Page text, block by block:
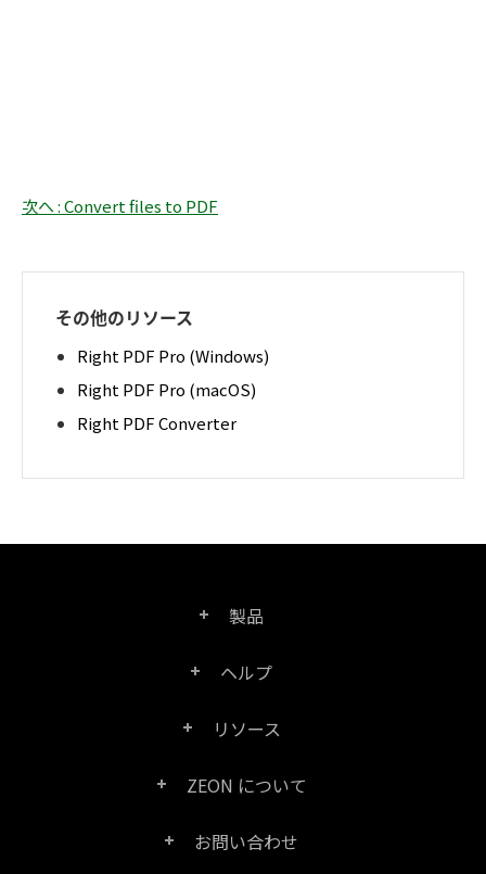
次へ : Convert files to PDF
その他のリソース
Right PDF Pro (Windows)
Right PDF Pro (macOS)
Right PDF Converter
製品
Right PDF Pro
ヘルプ
FAQ
リソース
製品/ライセンスの比較
ZEON について
会社概要
お問い合わせ